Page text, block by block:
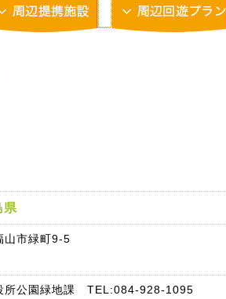
県
山市緑町9-5
所公園緑地課 TEL:084-928-1095